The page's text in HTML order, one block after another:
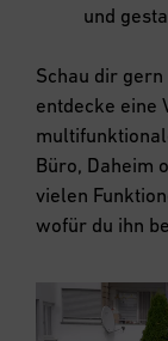
und
Schau dir
entdecke eine
Büro, Daheim
vielen
wofür du ihn